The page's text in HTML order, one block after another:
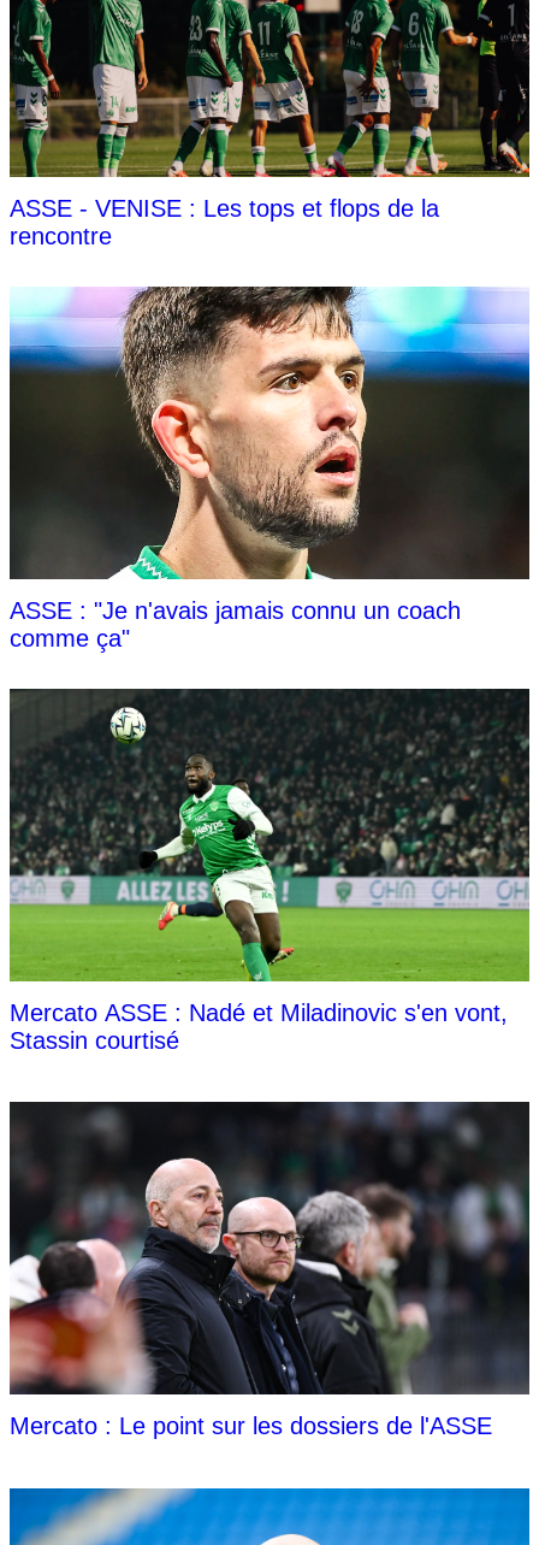
ASSE - VENISE : Les tops et flops de la
rencontre
ASSE : "Je n'avais jamais connu un coach
comme ça"
Mercato ASSE : Nadé et Miladinovic s'en vont,
Stassin courtisé
Mercato : Le point sur les dossiers de l'ASSE